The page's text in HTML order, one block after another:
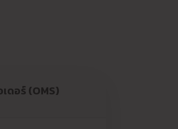
ดอร์ (OMS)